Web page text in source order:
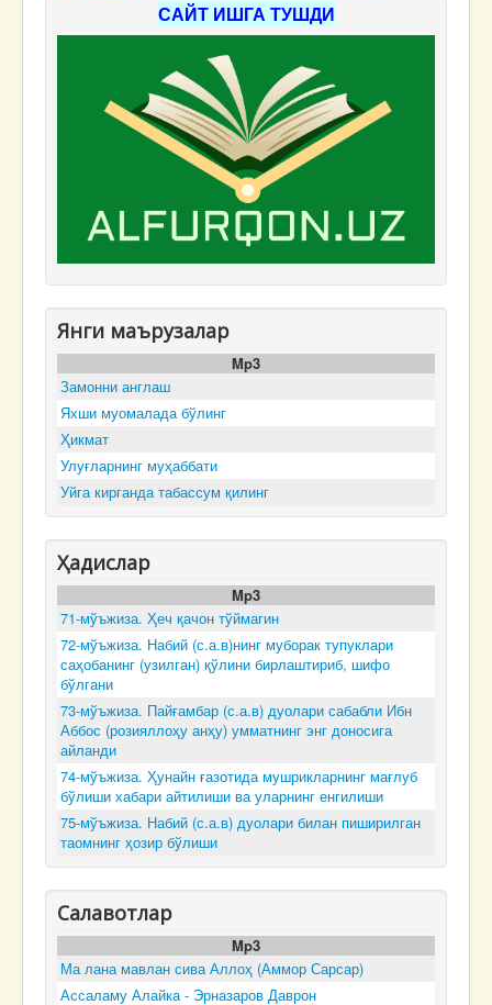
САЙТ ИШГА ТУШДИ
Янги маърузалар
Mp3
Замонни англаш
Яхши муомалада бўлинг
Ҳикмат
Улуғларнинг муҳаббати
Уйга кирганда табассум қилинг
Ҳадислар
Mp3
71-мўъжиза. Ҳеч қачон тўймагин
72-мўъжиза. Набий (с.а.в)нинг муборак тупуклари
саҳобанинг (узилган) қўлини бирлаштириб, шифо
бўлгани
73-мўъжиза. Пайғамбар (с.а.в) дуолари сабабли Ибн
Аббос (розияллоҳу анҳу) умматнинг энг доносига
айланди
74-мўъжиза. Ҳунайн ғазотида мушрикларнинг мағлуб
бўлиши хабари айтилиши ва уларнинг енгилиши
75-мўъжиза. Набий (с.а.в) дуолари билан пиширилган
таомнинг ҳозир бўлиши
Салавотлар
Mp3
Ма лана мавлан сива Аллоҳ (Аммор Сарсар)
Ассаламу Алайка - Эрназаров Даврон